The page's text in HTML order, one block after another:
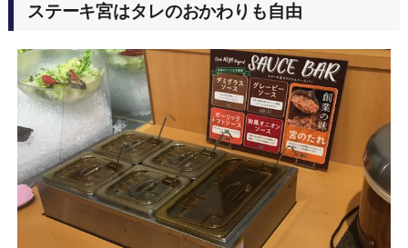
ステーキ宮はタレのおかわりも自由